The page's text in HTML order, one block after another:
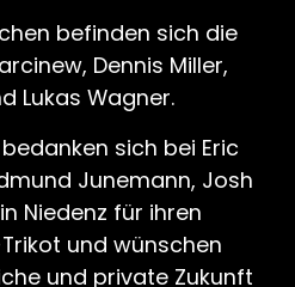
befinden sich die
Dennis Miller,
Lukas Wagner.
sich bei Eric
Junemann, Josh
Niedenz für ihren
und wünschen
und private Zukunft